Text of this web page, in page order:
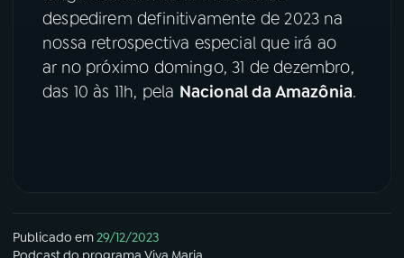
TikTok
despedirem definitivamente de 2023 na
nossa retrospectiva especial que irá ao
ar no próximo domingo, 31 de dezembro,
das 10 às 11h, pela Nacional da Amazônia.
Publicado em29/12/2023